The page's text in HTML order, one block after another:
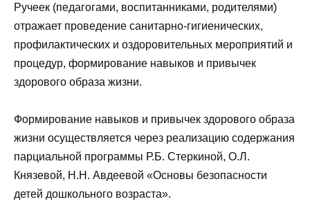
Ручеек (педагогами, воспитанниками, родителями)
отражает проведение санитарно-гигиенических,
профилактических и оздоровительных мероприятий и
процедур, формирование навыков и привычек
здорового образа жизни.
Формирование навыков и привычек здорового образа
жизни осуществляется через реализацию содержания
парциальной программы Р.Б. Стеркиной, О.Л.
Князевой, Н.Н. Авдеевой «Основы безопасности
детей дошкольного возраста».